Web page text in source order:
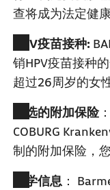
查将成为法定健
HPV疫苗接种:
销HPV疫苗接种的
超过26周岁的女
可选的附加保险
COBURG
制的附加保险，
医学信息：